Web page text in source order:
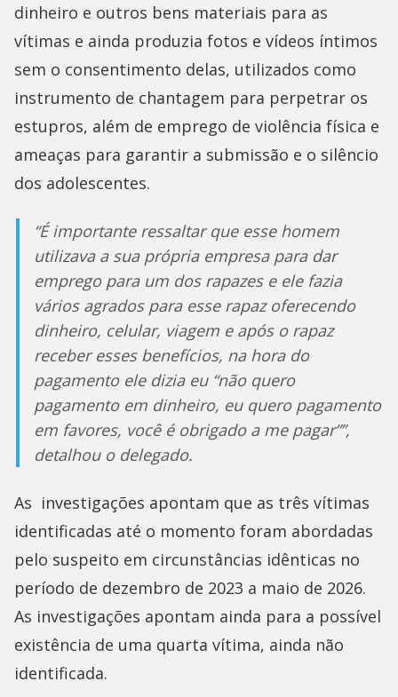
dinheiro e outros bens materiais para as
vítimas e ainda produzia fotos e vídeos íntimos
sem o consentimento delas, utilizados como
instrumento de chantagem para perpetrar os
estupros, além de emprego de violência física e
ameaças para garantir a submissão e o silêncio
dos adolescentes.
“É importante ressaltar que esse homem
utilizava a sua própria empresa para dar
emprego para um dos rapazes e ele fazia
vários agrados para esse rapaz oferecendo
dinheiro, celular, viagem e após o rapaz
receber esses benefícios, na hora do
pagamento ele dizia eu “não quero
pagamento em dinheiro, eu quero pagamento
em favores, você é obrigado a me pagar””,
detalhou o delegado.
As investigações apontam que as três vítimas
identificadas até o momento foram abordadas
pelo suspeito em circunstâncias idênticas no
período de dezembro de 2023 a maio de 2026.
As investigações apontam ainda para a possível
existência de uma quarta vítima, ainda não
identificada.